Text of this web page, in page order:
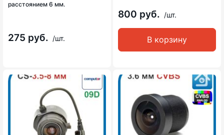
расстоянием 6 мм.
275 руб. /шт.
800 руб. /шт.
В корзину